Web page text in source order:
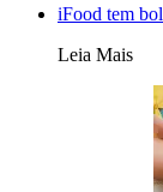
iFood tem
Leia Mais